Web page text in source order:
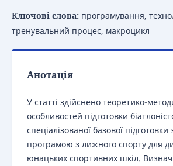
Ключові слова: програмування,
тренувальний процес, макроцикл
Анотація
У статті здійснено теоретико-
особливостей підготовки
спеціалізованої базової
програмою з лижного спорту для
юнацьких спортивних шкіл.